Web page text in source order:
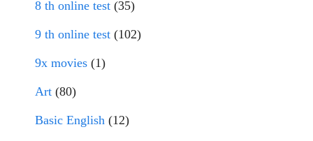
8 th online test (35)
9 th online test (102)
9x movies (1)
Art (80)
Basic English (12)